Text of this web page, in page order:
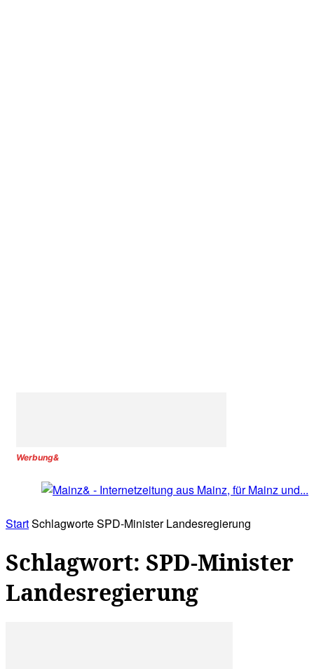
Werbung&
StartSchlagworteSPD-Minister Landesregierung
Schlagwort: SPD-Minister
Landesregierung